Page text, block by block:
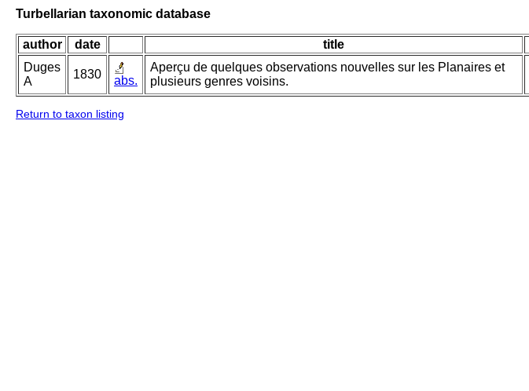
Turbellarian taxonomic database
author date title
Duges
A
1830 abs.
Aperçu de quelques observations nouvelles sur les Planaires et
plusieurs genres voisins.
Return to taxon listing